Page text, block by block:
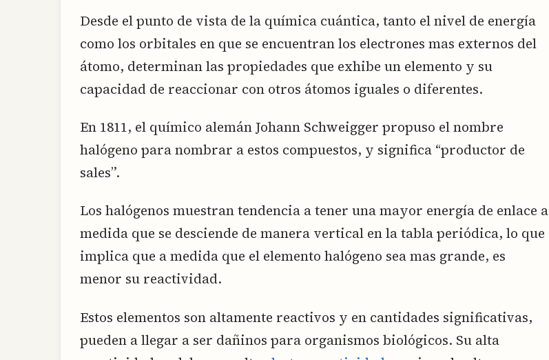
Desde el punto de vista de la química cuántica, tanto el nivel de energía
como los orbitales en que se encuentran los electrones mas externos del
átomo, determinan las propiedades que exhibe un elemento y su
capacidad de reaccionar con otros átomos iguales o diferentes.
En 1811, el químico alemán Johann Schweigger propuso el nombre
halógeno para nombrar a estos compuestos, y significa “productor de
sales”.
Los halógenos muestran tendencia a tener una mayor energía de enlace a
medida que se desciende de manera vertical en la tabla periódica, lo que
implica que a medida que el elemento halógeno sea mas grande, es
menor su reactividad.
Estos elementos son altamente reactivos y en cantidades significativas,
pueden a llegar a ser dañinos para organismos biológicos. Su alta